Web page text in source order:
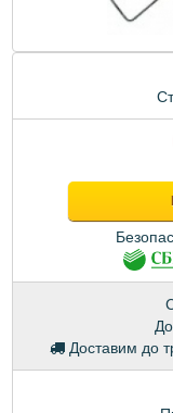
Доставим до